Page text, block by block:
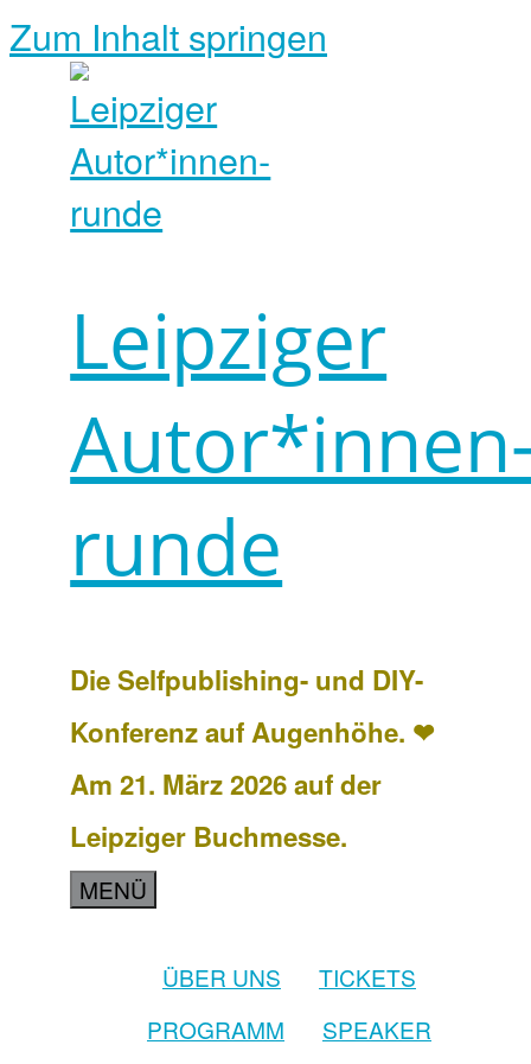
Zum Inhalt springen
Leipziger
runde
Die Selfpublishing- und DIY-
Konferenz auf Augenhöhe. ❤
Am 21. März 2026 auf der
Leipziger Buchmesse.
MENÜ
ÜBER UNS
TICKETS
PROGRAMM
SPEAKER